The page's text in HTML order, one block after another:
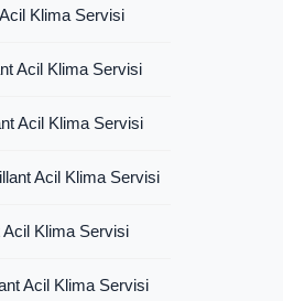
Klima Servisi
Acil Klima Servisi
Acil Klima Servisi
Acil Klima Servisi
Acil Klima Servisi
Acil Klima Servisi